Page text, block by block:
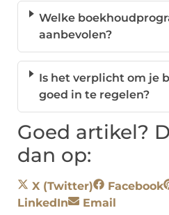
Welke
aanbevolen?
Is het verplicht om je
goed in te regelen?
Goed artikel?
dan op:
X (Twitter) Facebook
LinkedIn
Email